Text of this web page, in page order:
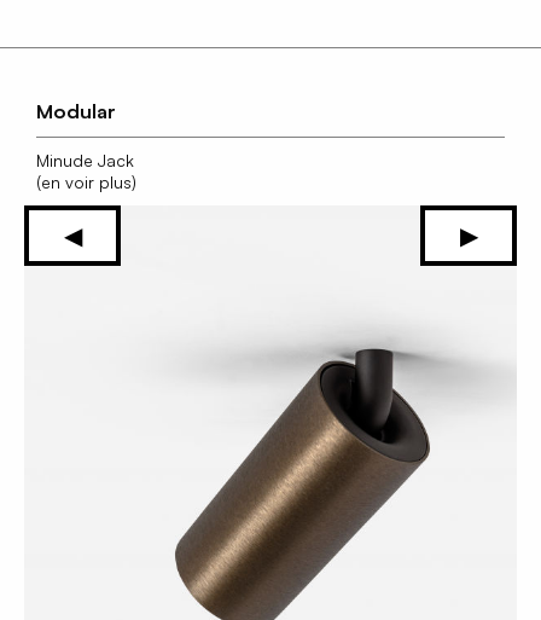
Modular
Minude Jack
(en voir plus)